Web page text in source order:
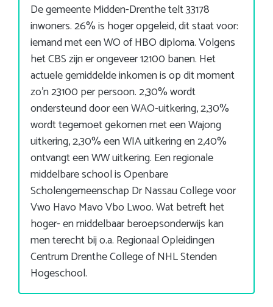
De gemeente Midden-Drenthe telt 33178
inwoners. 26% is hoger opgeleid, dit staat voor:
iemand met een WO of HBO diploma. Volgens
het CBS zijn er ongeveer 12100 banen. Het
actuele gemiddelde inkomen is op dit moment
zo’n 23100 per persoon. 2,30% wordt
ondersteund door een WAO-uitkering, 2,30%
wordt tegemoet gekomen met een Wajong
uitkering, 2,30% een WIA uitkering en 2,40%
ontvangt een WW uitkering. Een regionale
middelbare school is Openbare
Scholengemeenschap Dr Nassau College voor
Vwo Havo Mavo Vbo Lwoo. Wat betreft het
hoger- en middelbaar beroepsonderwijs kan
men terecht bij o.a. Regionaal Opleidingen
Centrum Drenthe College of NHL Stenden
Hogeschool.